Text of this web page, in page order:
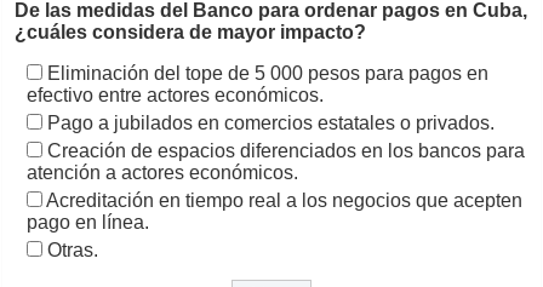
De las medidas del Banco para ordenar pagos en Cuba,
¿cuáles considera de mayor impacto?
Eliminación del tope de 5 000 pesos para pagos en
efectivo entre actores económicos.
Pago a jubilados en comercios estatales o privados.
Creación de espacios diferenciados en los bancos para
atención a actores económicos.
Acreditación en tiempo real a los negocios que acepten
pago en línea.
Otras.